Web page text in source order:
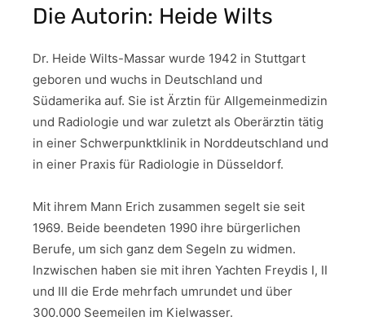
Die Autorin: Heide Wilts
Dr. Heide Wilts-Massar wurde 1942 in Stuttgart
geboren und wuchs in Deutschland und
Südamerika auf. Sie ist Ärztin für Allgemeinmedizin
und Radiologie und war zuletzt als Oberärztin tätig
in einer Schwerpunktklinik in Norddeutschland und
in einer Praxis für Radiologie in Düsseldorf.
Mit ihrem Mann Erich zusammen segelt sie seit
1969. Beide beendeten 1990 ihre bürgerlichen
Berufe, um sich ganz dem Segeln zu widmen.
Inzwischen haben sie mit ihren Yachten Freydis I, II
und III die Erde mehrfach umrundet und über
300.000 Seemeilen im Kielwasser.